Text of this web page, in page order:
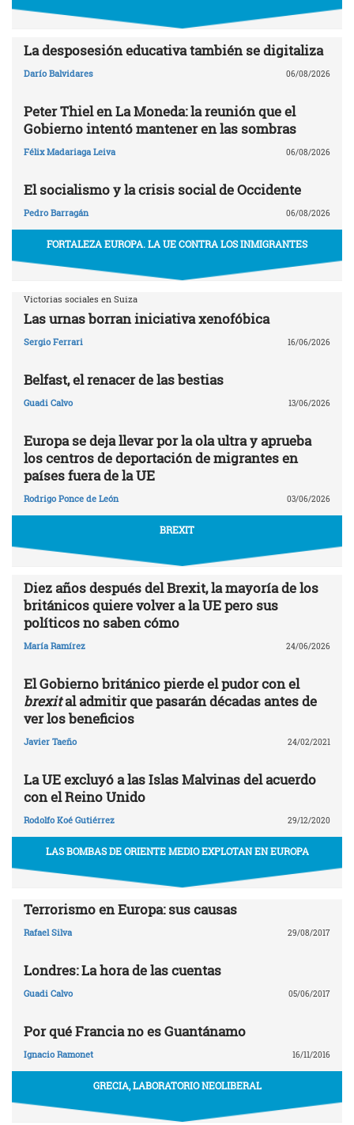
La desposesión educativa también se digitaliza
Darío Balvidares 06/08/2026
Peter Thiel en La Moneda: la reunión que el
Gobierno intentó mantener en las sombras
Félix Madariaga Leiva 06/08/2026
El socialismo y la crisis social de Occidente
Pedro Barragán 06/08/2026
FORTALEZA EUROPA. LA UE CONTRA LOS INMIGRANTES
Victorias sociales en Suiza
Las urnas borran iniciativa xenofóbica
Sergio Ferrari 16/06/2026
Belfast, el renacer de las bestias
Guadi Calvo 13/06/2026
Europa se deja llevar por la ola ultra y aprueba
los centros de deportación de migrantes en
países fuera de la UE
Rodrigo Ponce de León 03/06/2026
BREXIT
Diez años después del Brexit, la mayoría de los
británicos quiere volver a la UE pero sus
políticos no saben cómo
María Ramírez 24/06/2026
El Gobierno británico pierde el pudor con el
brexital admitir que pasarán décadas antes de
ver los beneficios
Javier Taeño 24/02/2021
La UE excluyó a las Islas Malvinas del acuerdo
con el Reino Unido
Rodolfo Koé Gutiérrez 29/12/2020
LAS BOMBAS DE ORIENTE MEDIO EXPLOTAN EN EUROPA
Terrorismo en Europa: sus causas
Rafael Silva 29/08/2017
Londres: La hora de las cuentas
Guadi Calvo 05/06/2017
Por qué Francia no es Guantánamo
Ignacio Ramonet 16/11/2016
GRECIA, LABORATORIO NEOLIBERAL